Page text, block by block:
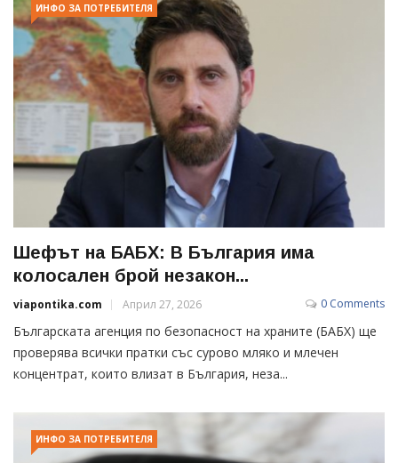
ИНФО ЗА ПОТРЕБИТЕЛЯ
Шефът на БАБХ: В България има
колосален брой незакон...
viapontika.com Април 27, 2026 0 Comments
Българската агенция по безопасност на храните (БАБХ) ще
проверява всички пратки със сурово мляко и млечен
концентрат, които влизат в България, неза...
ИНФО ЗА ПОТРЕБИТЕЛЯ